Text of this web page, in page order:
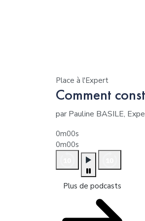
Place à l'Expert
Comment
par Pauline BASILE,
0m00s
0m00s
Plus de podcasts